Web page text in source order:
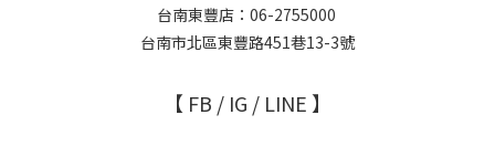
台南東豐店：06-2755000
台南市北區東豐路451巷13-3號
【 FB / IG / LINE 】